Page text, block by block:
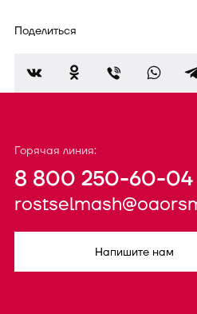
Поделиться
Горячая линия:
8 800 250-60-04
Напишите нам